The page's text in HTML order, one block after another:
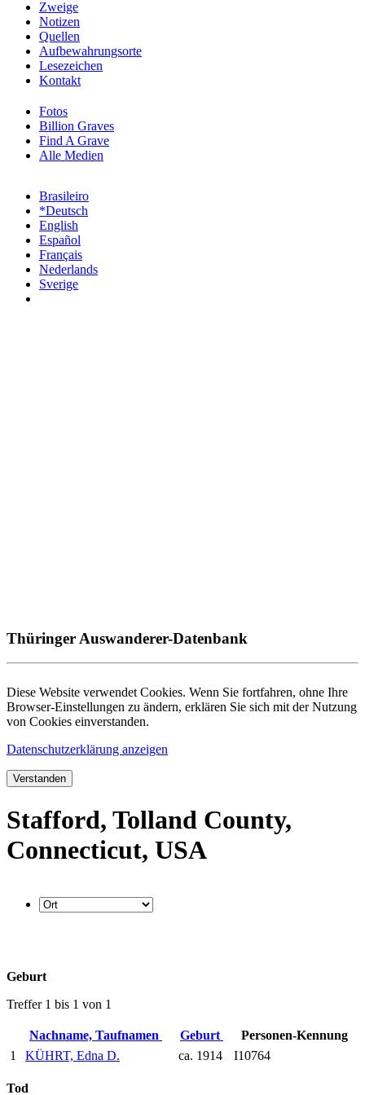
Fotos
Billion Graves
Find A Grave
Alle Medien
Zweige
Notizen
Quellen
Aufbewahrungsorte
Lesezeichen
Kontakt
Brasileiro
*Deutsch
English
Español
Français
Nederlands
Sverige
Thüringer Auswanderer-Datenbank
Diese Website verwendet Cookies. Wenn Sie fortfahren, ohne Ihre
Browser-Einstellungen zu ändern, erklären Sie sich mit der Nutzung
von Cookies einverstanden.
Datenschutzerklärung anzeigen
Verstanden
Stafford, Tolland County,
Connecticut, USA
Geburt
Treffer 1 bis 1 von 1
Nachname, Taufnamen Geburt
Personen-Kennung
1
KÜHRT, Edna D. ca. 1914 I10764
Tod